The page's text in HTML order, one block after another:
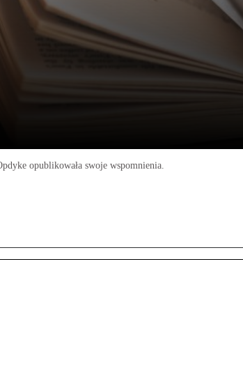
opublikowała swoje wspomnienia.